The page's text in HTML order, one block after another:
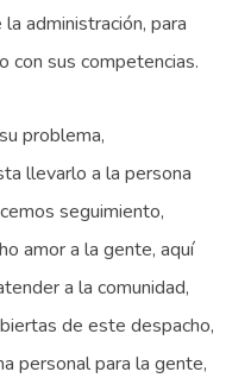
administración, para
con sus competencias.
problema,
llevarlo a la persona
seguimiento,
amor a la gente, aquí
a la comunidad,
de este despacho,
personal para la gente,